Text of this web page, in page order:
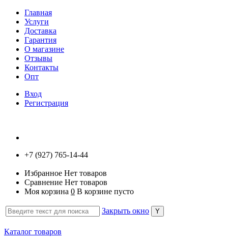
Главная
Услуги
Доставка
Гарантия
О магазине
Отзывы
Контакты
Опт
Вход
Регистрация
+7 (927) 765-14-44
Избранное Нет товаров
Сравнение Нет товаров
Моя корзина 0 В корзине пусто
Закрыть окно
Каталог товаров